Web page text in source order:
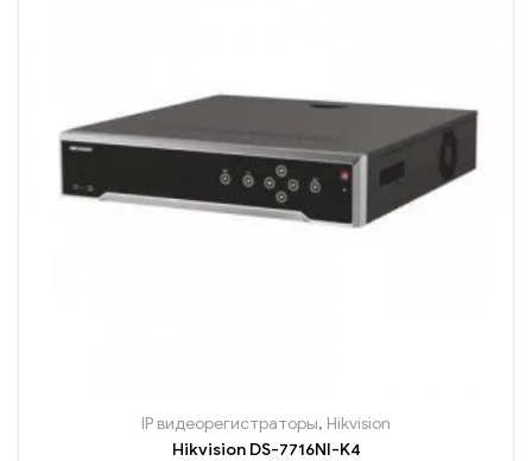
IP видеорегистраторы, Hikvision
Hikvision DS-7716NI-K4